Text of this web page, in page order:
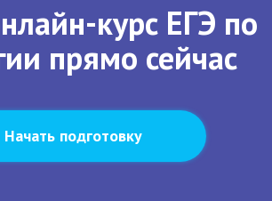
курс ЕГЭ по
прямо сейчас
Начать подготовку